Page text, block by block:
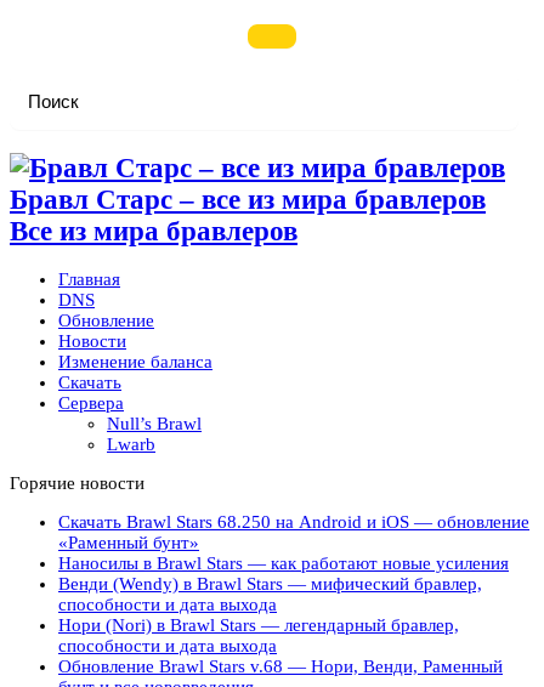
Бравл Старс – все из мира бравлеров
Все из мира бравлеров
Главная
DNS
Обновление
Новости
Изменение баланса
Скачать
Сервера
Null’s Brawl
Lwarb
Горячие новости
Скачать Brawl Stars 68.250 на Android и iOS — обновление
«Раменный бунт»
Наносилы в Brawl Stars — как работают новые усиления
Венди (Wendy) в Brawl Stars — мифический бравлер,
способности и дата выхода
Нори (Nori) в Brawl Stars — легендарный бравлер,
способности и дата выхода
Обновление Brawl Stars v.68 — Нори, Венди, Раменный